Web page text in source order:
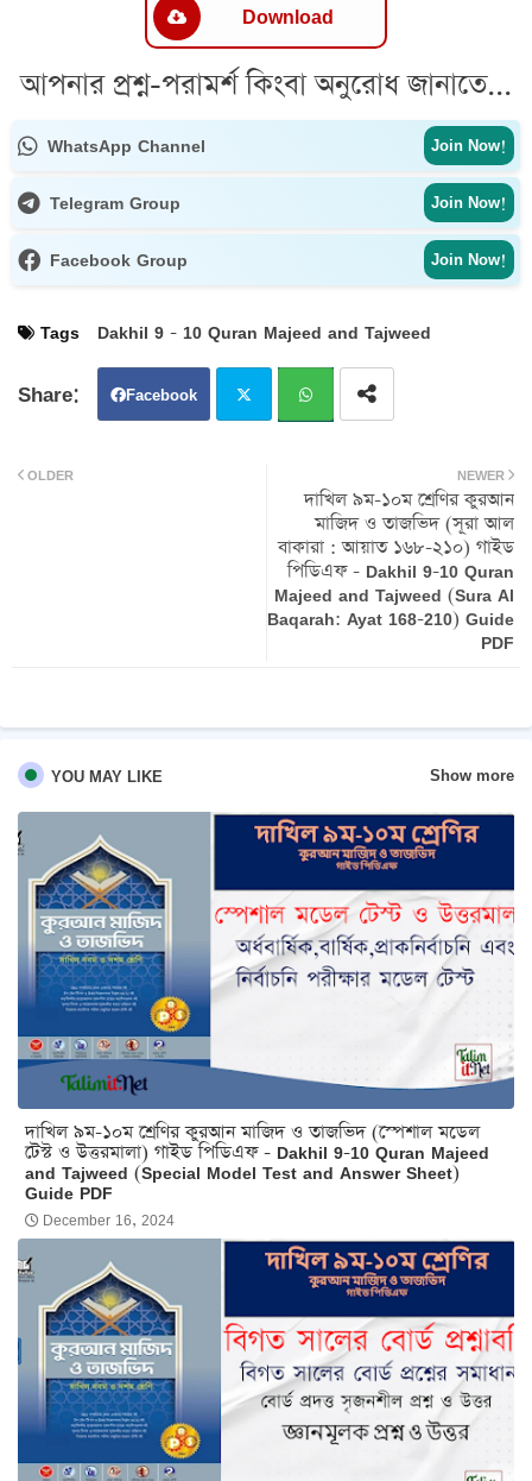
Download
আপনার প্রশ্ন-পরামর্শ কিংবা অনুরোধ জানাতে...
WhatsApp Channel Join Now!
Telegram Group Join Now!
Facebook Group Join Now!
Tags Dakhil 9 - 10 Quran Majeed and Tajweed
Facebook
atsa
pp
NEWER
দাখিল ৯ম-১০ম শ্রেণির কুরআন
মাজিদ ও তাজভিদ (সূরা আল
বাকারা : আয়াত ১৬৮-২১০) গাইড
পিডিএফ - Dakhil 9-10 Quran
Majeed and Tajweed (Sura Al
Baqarah: Ayat 168-210) Guide
PDF
OLDER
YOU MAY LIKE Show more
দাখিল ৯ম-১০ম শ্রেণির কুরআন মাজিদ ও তাজভিদ (স্পেশাল মডেল
টেস্ট ও উত্তরমালা) গাইড পিডিএফ - Dakhil 9-10 Quran Majeed
and Tajweed (Special Model Test and Answer Sheet)
Guide PDF
December 16, 2024